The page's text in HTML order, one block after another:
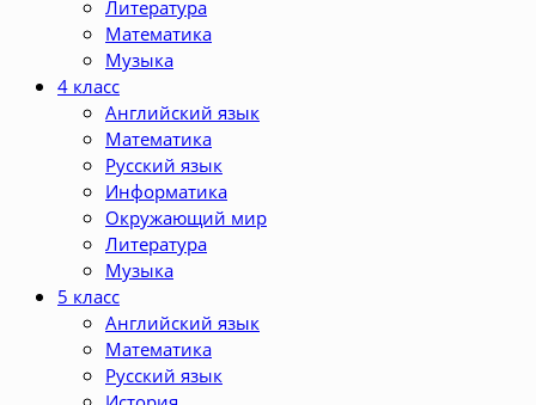
Литература
Математика
Музыка
4 класс
Английский язык
Математика
Русский язык
Информатика
Окружающий мир
Литература
Музыка
5 класс
Английский язык
Математика
Русский язык